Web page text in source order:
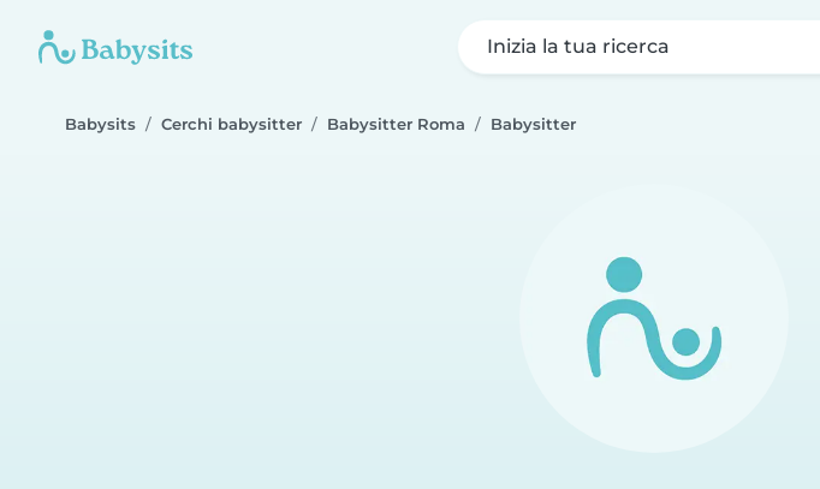
Inizia la tua ricerca
Babysits Cerchi babysitter Babysitter Roma Babysitter